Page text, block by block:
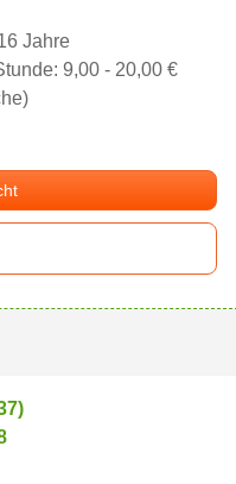
Jahre
9,00 - 20,00 €